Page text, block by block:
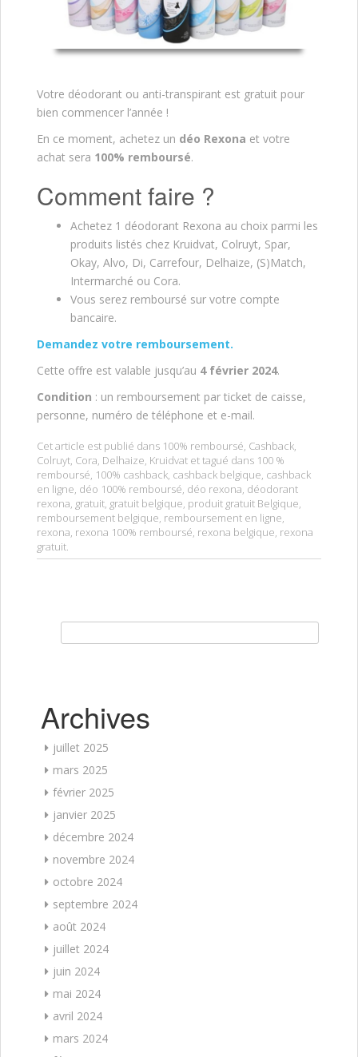
Votre déodorant ou anti-transpirant est gratuit pour
bien commencer l’année !
En ce moment, achetez un déo Rexona et votre
achat sera 100% remboursé.
Comment faire ?
Achetez 1 déodorant Rexona au choix parmi les
produits listés chez Kruidvat, Colruyt, Spar,
Okay, Alvo, Di, Carrefour, Delhaize, (S)Match,
Intermarché ou Cora.
Vous serez remboursé sur votre compte
bancaire.
Demandez votre remboursement.
Cette offre est valable jusqu’au 4 février 2024.
Condition : un remboursement par ticket de caisse,
personne, numéro de téléphone et e-mail.
Cet article est publié dans 100% remboursé, Cashback,
Colruyt, Cora, Delhaize, Kruidvat et tagué dans 100 %
remboursé, 100% cashback, cashback belgique, cashback
en ligne, déo 100% remboursé, déo rexona, déodorant
rexona, gratuit, gratuit belgique, produit gratuit Belgique,
remboursement belgique, remboursement en ligne,
rexona, rexona 100% remboursé, rexona belgique, rexona
gratuit.
Archives
juillet 2025
mars 2025
février 2025
janvier 2025
décembre 2024
novembre 2024
octobre 2024
septembre 2024
août 2024
juillet 2024
juin 2024
mai 2024
avril 2024
mars 2024